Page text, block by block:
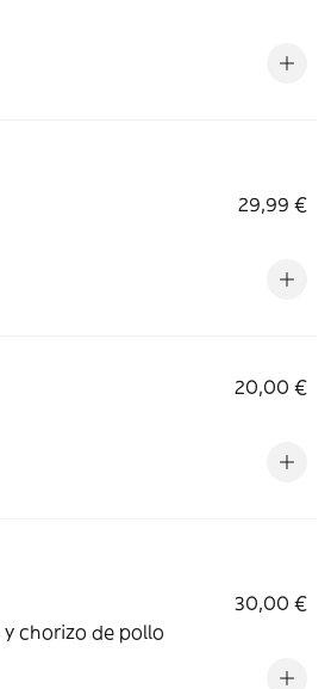
29,99 €
20,00 €
30,00 €
chorizo de pollo